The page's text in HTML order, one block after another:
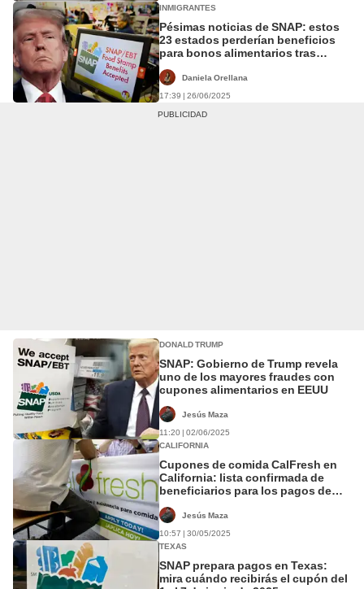
INMIGRANTES
Pésimas noticias de SNAP: estos
23 estados perderían beneficios
para bonos alimentarios tras
Daniela Orellana
17:39 | 26/06/2025
DONALD TRUMP
SNAP: Gobierno de Trump revela
uno de los mayores fraudes con
cupones alimentarios en EEUU
Jesús Maza
11:20 | 02/06/2025
CALIFORNIA
Cupones de comida CalFresh en
California: lista confirmada de
beneficiarios para los pagos de
Jesús Maza
10:57 | 30/05/2025
TEXAS
SNAP prepara pagos en Texas:
mira cuándo recibirás el cupón del